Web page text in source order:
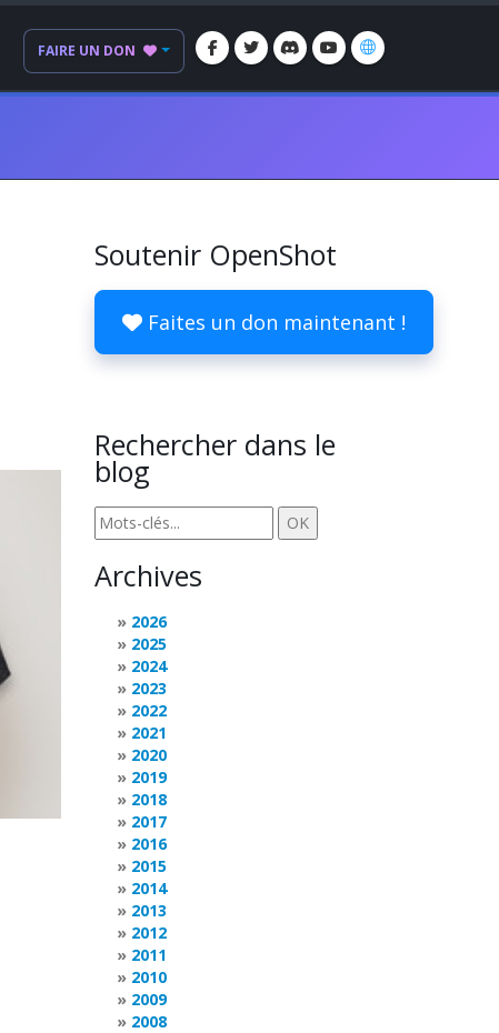
FAIRE UN DON
Soutenir OpenShot
Faites un don maintenant !
Rechercher dans le
blog
Archives
2026
2025
2024
2023
2022
2021
2020
2019
2018
2017
2016
2015
2014
2013
2012
2011
2010
2009
2008